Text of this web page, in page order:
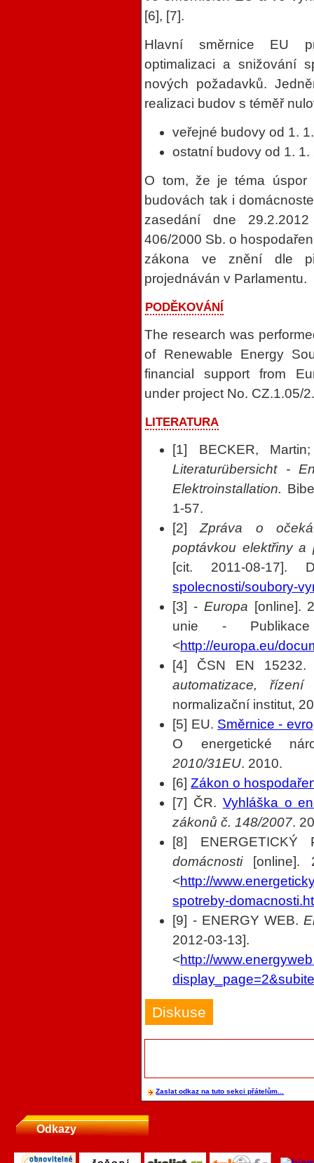
[6], [7].
Hlavní směrnice EU
optimalizaci a snižování
nových požadavků.
realizaci budov s téměř
veřejné budovy od 1.
ostatní budovy od 1. 1.
O tom, že je téma úspor
budovách tak i
zasedání dne
406/2000 Sb. o
zákona ve znění dle
projednáván v Parlamentu.
PODĚKOVÁNÍ
The research was
of Renewable Energy
financial support from
under project No. CZ.1.05/
LITERATURA
[1] BECKER,
Literaturübersicht -
Elektroinstallation.
1-57.
[2]Zpráva o
poptávkou elektřiny a
[cit. 2011-08-17].
spolecnosti/soubory-
[3] - Europa [online].
unie -
<http://europa.eu/
[4] ČSN EN 15232.
automatizace,
normalizační institut,
[5] EU. Směrnice -
O energetické
2010/31EU. 2010.
[6]Zákon o
[7] ČR. Vyhláška o
zákonů č. 148/2007.
[8]
domácnosti[online].
<http://
spotreby-
[9] - ENERGY WEB.
2012-03-
<http://
Diskuse
Zaslat odkaz na tuto sekci přátelům...
Odkazy